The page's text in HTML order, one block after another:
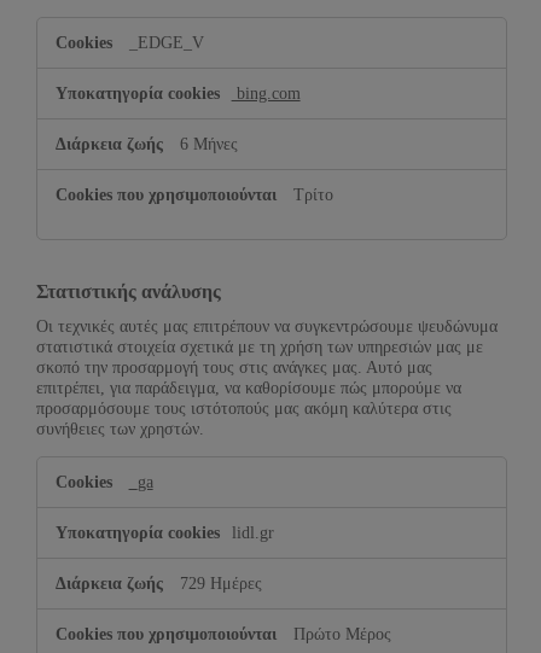
_EDGE_V
bing.com
6 Μήνες
Τρίτο
Στατιστικής ανάλυσης
Οι τεχνικές αυτές μας επιτρέπουν να συγκεντρώσουμε ψευδώνυμα
στατιστικά στοιχεία σχετικά με τη χρήση των υπηρεσιών μας με
σκοπό την προσαρμογή τους στις ανάγκες μας. Αυτό μας
επιτρέπει, για παράδειγμα, να καθορίσουμε πώς μπορούμε να
προσαρμόσουμε τους ιστότοπούς μας ακόμη καλύτερα στις
συνήθειες των χρηστών.
ανάλυσης
_ga
lidl.gr
729 Ημέρες
Πρώτο Μέρος